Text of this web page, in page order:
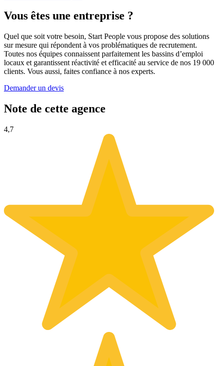
Vous êtes une entreprise ?
Quel que soit votre besoin, Start People vous propose des solutions
sur mesure qui répondent à vos problématiques de recrutement.
Toutes nos équipes connaissent parfaitement les bassins d’emploi
locaux et garantissent réactivité et efficacité au service de nos 19 000
clients. Vous aussi, faites confiance à nos experts.
Demander un devis
Note de cette agence
4,7